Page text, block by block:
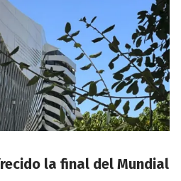
la final del Mundial